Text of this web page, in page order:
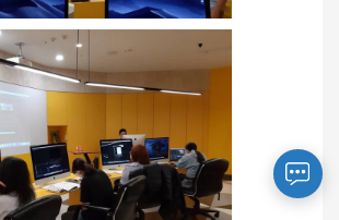
您好～ 歡迎來到中國文化大學推廣部！
如您對於課程有疑問，可至 意見信箱
言，我們將盡快與您聯繫。
※服務時間：週一至週六09:00~21:00；
官方臉書 意見信箱
報名及退
費須知